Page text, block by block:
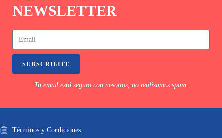
NEWSLETTER
SUBSCRIBITE
Tu email está seguro con nosotros, no realizamos spam.
Términos y Condiciones